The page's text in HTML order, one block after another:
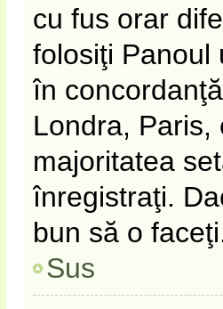
cu fus orar
folosiţi Panoul
în
Londra, Paris,
majoritatea
înregistraţi.
bun să o
Sus